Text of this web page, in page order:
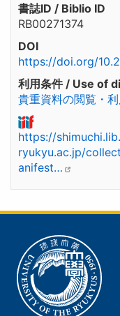
書誌ID / Biblio ID
RB00271374
DOI
https://doi.org/
利用条件 / Use of
貴重資料の閲覧・
https://
ryukyu.ac.jp/
anifest…